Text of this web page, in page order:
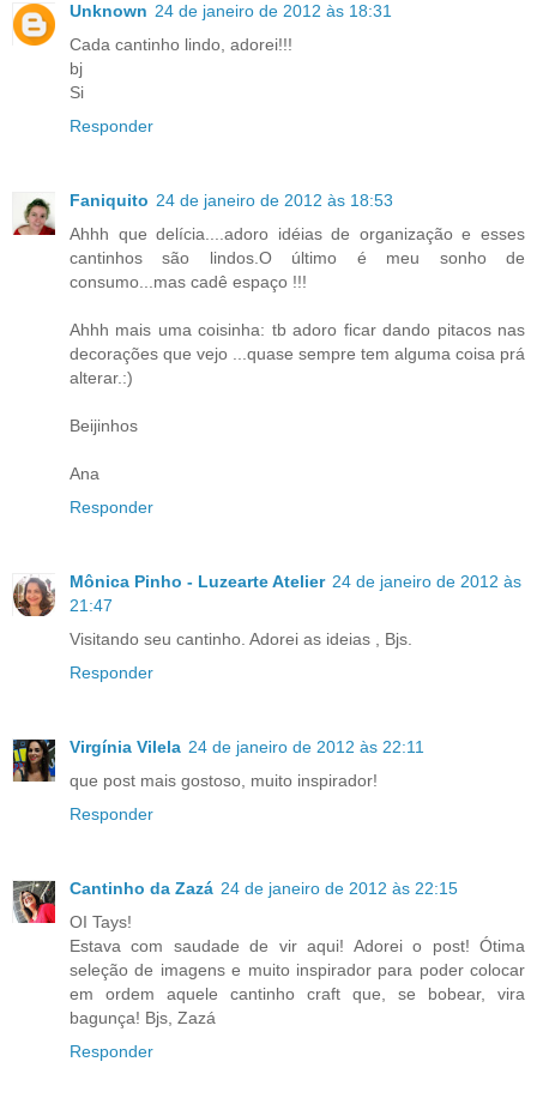
Unknown 24 de janeiro de 2012 às 18:31
Cada cantinho lindo, adorei!!!
bj
Si
Responder
Faniquito 24 de janeiro de 2012 às 18:53
Ahhh que delícia....adoro idéias de organização e esses
cantinhos são lindos.O último é meu sonho de
consumo...mas cadê espaço !!!
Ahhh mais uma coisinha: tb adoro ficar dando pitacos nas
decorações que vejo ...quase sempre tem alguma coisa prá
alterar.:)
Beijinhos
Ana
Responder
Mônica Pinho - Luzearte Atelier 24 de janeiro de 2012 às
21:47
Visitando seu cantinho. Adorei as ideias , Bjs.
Responder
Virgínia Vilela 24 de janeiro de 2012 às 22:11
que post mais gostoso, muito inspirador!
Responder
Cantinho da Zazá 24 de janeiro de 2012 às 22:15
OI Tays!
Estava com saudade de vir aqui! Adorei o post! Ótima
seleção de imagens e muito inspirador para poder colocar
em ordem aquele cantinho craft que, se bobear, vira
bagunça! Bjs, Zazá
Responder